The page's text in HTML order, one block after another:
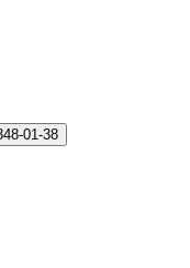
01-38